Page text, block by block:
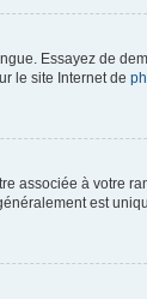
Essayez de
le site Internet de
associée à votre
est